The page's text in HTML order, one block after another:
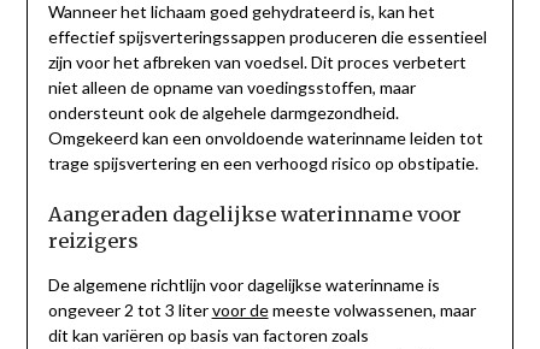
Wanneer het lichaam goed gehydrateerd is, kan het
effectief spijsverteringssappen produceren die essentieel
zijn voor het afbreken van voedsel. Dit proces verbetert
niet alleen de opname van voedingsstoffen, maar
ondersteunt ook de algehele darmgezondheid.
Omgekeerd kan een onvoldoende waterinname leiden tot
trage spijsvertering en een verhoogd risico op obstipatie.
Aangeraden dagelijkse waterinname voor
reizigers
De algemene richtlijn voor dagelijkse waterinname is
ongeveer 2 tot 3 litervoor demeeste volwassenen, maar
dit kan variëren op basis van factoren zoals